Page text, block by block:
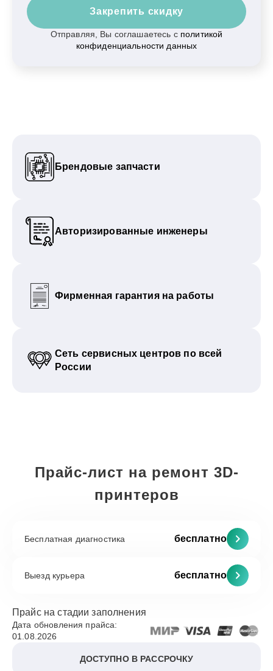
Закрепить скидку
Отправляя, Вы соглашаетесь с политикой
конфиденциальности данных
Брендовые запчасти
Авторизированные инженеры
Фирменная гарантия на работы
Сеть сервисных центров по всей
России
Прайс-лист на ремонт 3D-
принтеров
Бесплатная диагностика бесплатно
Выезд курьера бесплатно
Прайс на стадии заполнения
Дата обновления прайса:
01.08.2026
ДОСТУПНО В РАССРОЧКУ